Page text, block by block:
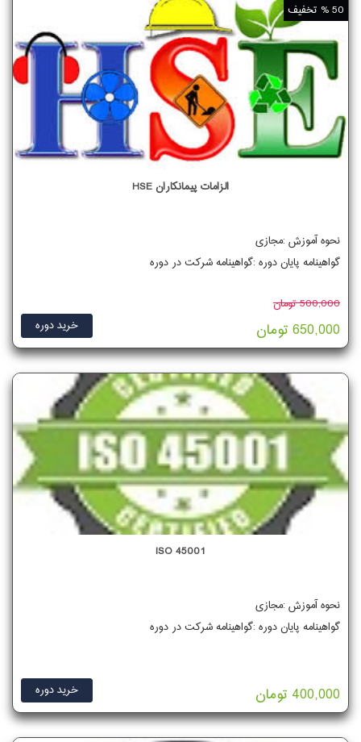
50 % تخفیف
الزامات پیمانکاران HSE
نحوه آموزش :مجازی
گواهینامه پایان دوره :گواهینامه شرکت در دوره
500,000 تومان
خرید دوره
650,000 تومان
ISO 45001
نحوه آموزش :مجازی
گواهینامه پایان دوره :گواهینامه شرکت در دوره
خرید دوره 400,000 تومان